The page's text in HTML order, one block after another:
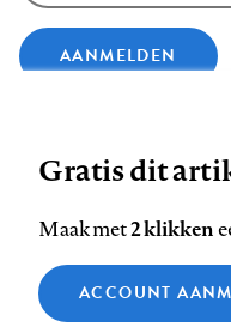
mailadres
AANMELDEN
op
Facebook
op
LinkedIn
op
Bluesky
Footer
Contact Colofon
Zie onze cookie policy
Analytische cookies
Gratis dit
Maak met2 klikken
ACCOUNT